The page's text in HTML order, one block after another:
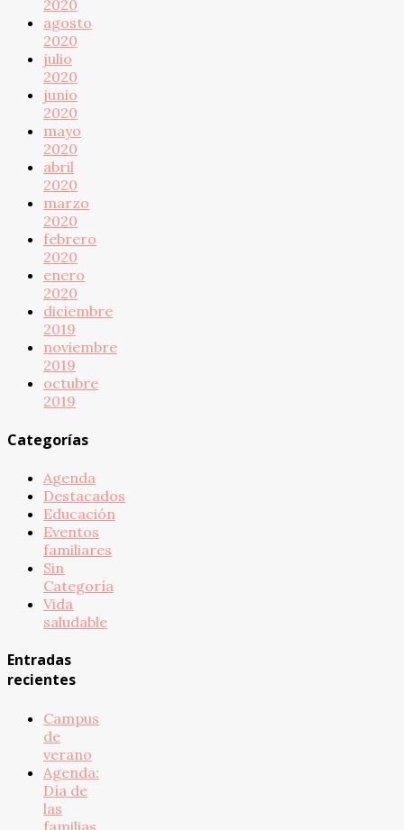
2020
agosto
2020
julio
2020
junio
2020
mayo
2020
abril
2020
marzo
2020
febrero
2020
enero
2020
diciembre
2019
noviembre
2019
octubre
2019
Categorías
Agenda
Destacados
Educación
Eventos
familiares
Sin
Categoría
Vida
saludable
Entradas
recientes
Campus
de
verano
Agenda:
Día de
las
familias